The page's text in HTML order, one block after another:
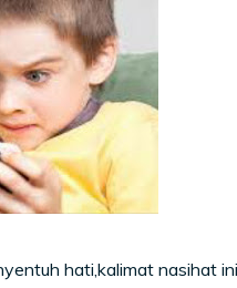
hati,kalimat nasihat